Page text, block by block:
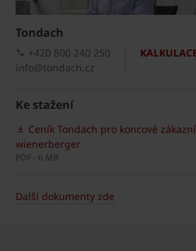
Tondach
+420 800 240 250
info@tondach.cz
Ke stažení
Ceník Tondach pro koncové
wienerberger
PDF - 6 MB
Další dokumenty zde